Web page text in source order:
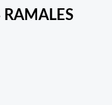
RAMALES